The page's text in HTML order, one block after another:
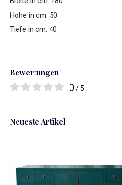
Hohe in cm: 50
Tiefe in cm: 40
Bewertungen
0 / 5
Neueste Artikel